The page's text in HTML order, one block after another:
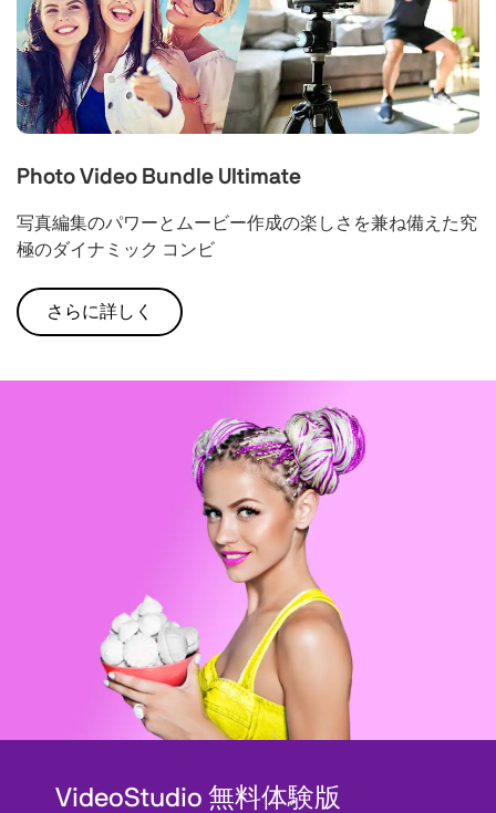
Photo Video Bundle Ultimate
写真編集のパワーとムービー作成の楽しさを兼ね備えた究
極のダイナミック コンビ
さらに詳しく
VideoStudio 無料体験版